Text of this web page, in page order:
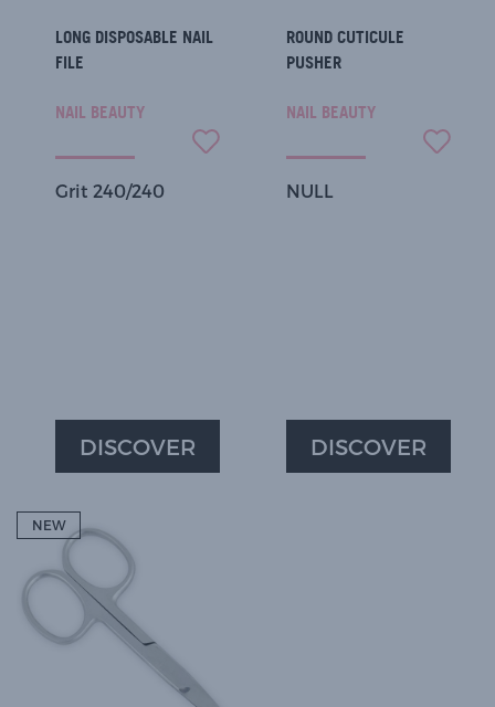
LONG DISPOSABLE NAIL
FILE
NAIL BEAUTY
Grit 240/240
DISCOVER
ROUND CUTICULE
PUSHER
NAIL BEAUTY
NULL
DISCOVER
NEW